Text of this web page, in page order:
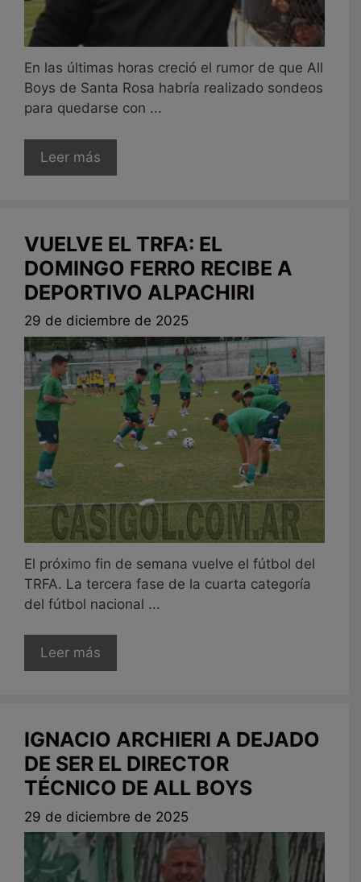
En las últimas horas creció el rumor de que All
Boys de Santa Rosa habría realizado sondeos
para quedarse con ...
Leer más
VUELVE EL TRFA: EL
DOMINGO FERRO RECIBE A
DEPORTIVO ALPACHIRI
29 de diciembre de 2025
El próximo fin de semana vuelve el fútbol del
TRFA. La tercera fase de la cuarta categoría
del fútbol nacional ...
Leer más
IGNACIO ARCHIERI A DEJADO
DE SER EL DIRECTOR
TÉCNICO DE ALL BOYS
29 de diciembre de 2025